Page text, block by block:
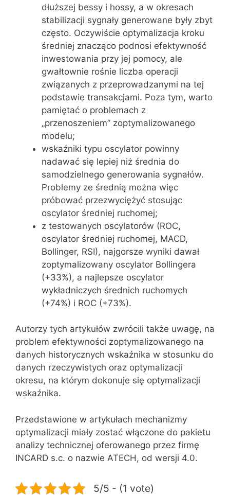
dłuższej bessy i hossy, a w okresach
stabilizacji sygnały generowane były zbyt
często. Oczywiście optymalizacja kroku
średniej znacząco podnosi efektywność
inwestowania przy jej pomocy, ale
gwałtownie rośnie liczba operacji
związanych z przeprowadzanymi na tej
podstawie transakcjami. Poza tym, warto
pamiętać o problemach z
„przenoszeniem” zoptymalizowanego
modelu;
wskaźniki typu oscylator powinny
nadawać się lepiej niż średnia do
samodzielnego generowania sygnałów.
Problemy ze średnią można więc
próbować przezwyciężyć stosując
oscylator średniej ruchomej;
z testowanych oscylatorów (ROC,
oscylator średniej ruchomej, MACD,
Bollinger, RSI), najgorsze wyniki dawał
zoptymalizowany oscylator Bollingera
(+33%), a najlepsze oscylator
wykładniczych średnich ruchomych
(+74%) i ROC (+73%).
Autorzy tych artykułów zwrócili także uwagę, na
problem efektywności zoptymalizowanego na
danych historycznych wskaźnika w stosunku do
danych rzeczywistych oraz optymalizacji
okresu, na którym dokonuje się optymalizacji
wskaźnika.
Przedstawione w artykułach mechanizmy
optymalizacji miały zostać włączone do pakietu
analizy technicznej oferowanego przez firmę
INCARD s.c. o nazwie ATECH, od wersji 4.0.
5/5 - (1 vote)